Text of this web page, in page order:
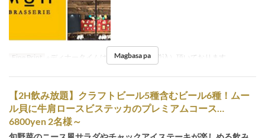
Fine Print ※ディナータイムはお席代400円（税込）頂いております。
Magbasa pa
【2H飲み放題】クラフトビール5種含むビール6種！ムー
ル貝に牛肩ロースビステッカのプレミアムコース…
6800yen 2名様～